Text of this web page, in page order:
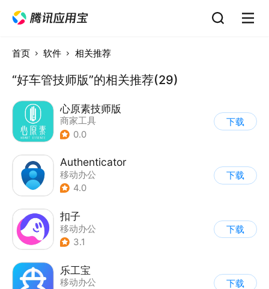
首页 软件 相关推荐
“好车管技师版”的相关推荐(29)
心原素技师版
商家工具
0.0
下载
Authenticator
移动办公
4.0
下载
扣子
移动办公
3.1
下载
乐工宝
移动办公
下载